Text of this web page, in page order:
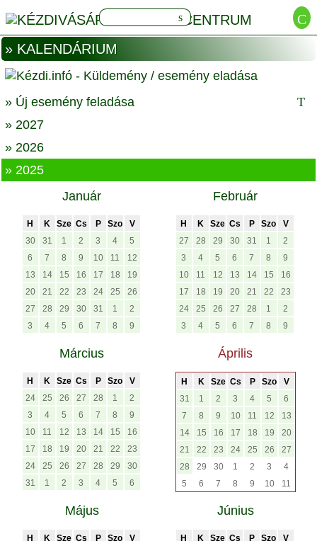
» KALENDÁRIUM
» Új esemény feladása
» 2027
» 2026
» 2025
Január
H K Sze Cs P Szo
V
30
31 1 2 3 4
5
6
7 8 9 10 11
12
13
14 15 16 17 18
19
20
21 22 23 24 25
26
27
28 29 30 31 1
2
3
4 5 6 7 8 9
Február
H K Sze Cs P Szo
V
27
28 29 30 31 1
2
3
4 5 6 7 8
9
10
11 12 13 14 15
16
17
18 19 20 21 22
23
24
25 26 27 28 1
2
3
4 5 6 7 8 9
Március
H K Sze Cs P Szo
V
24
25 26 27 28 1
2
3
4 5 6 7 8
9
10
11 12 13 14 15
16
17
18 19 20 21 22
23
24
25 26 27 28 29
30
31
1 2 3 4 5 6
Április
H K Sze Cs P Szo
V
31
1 2 3 4 5
6
7
8 9 10 11 12
13
14
15 16 17 18 19
20
21
22 23 24 25 26
27
28
29 30 1 2 3
4
5
6 7 8 9 10 11
Május
H K Sze Cs P Szo
V
Június
H K Sze Cs P Szo
V